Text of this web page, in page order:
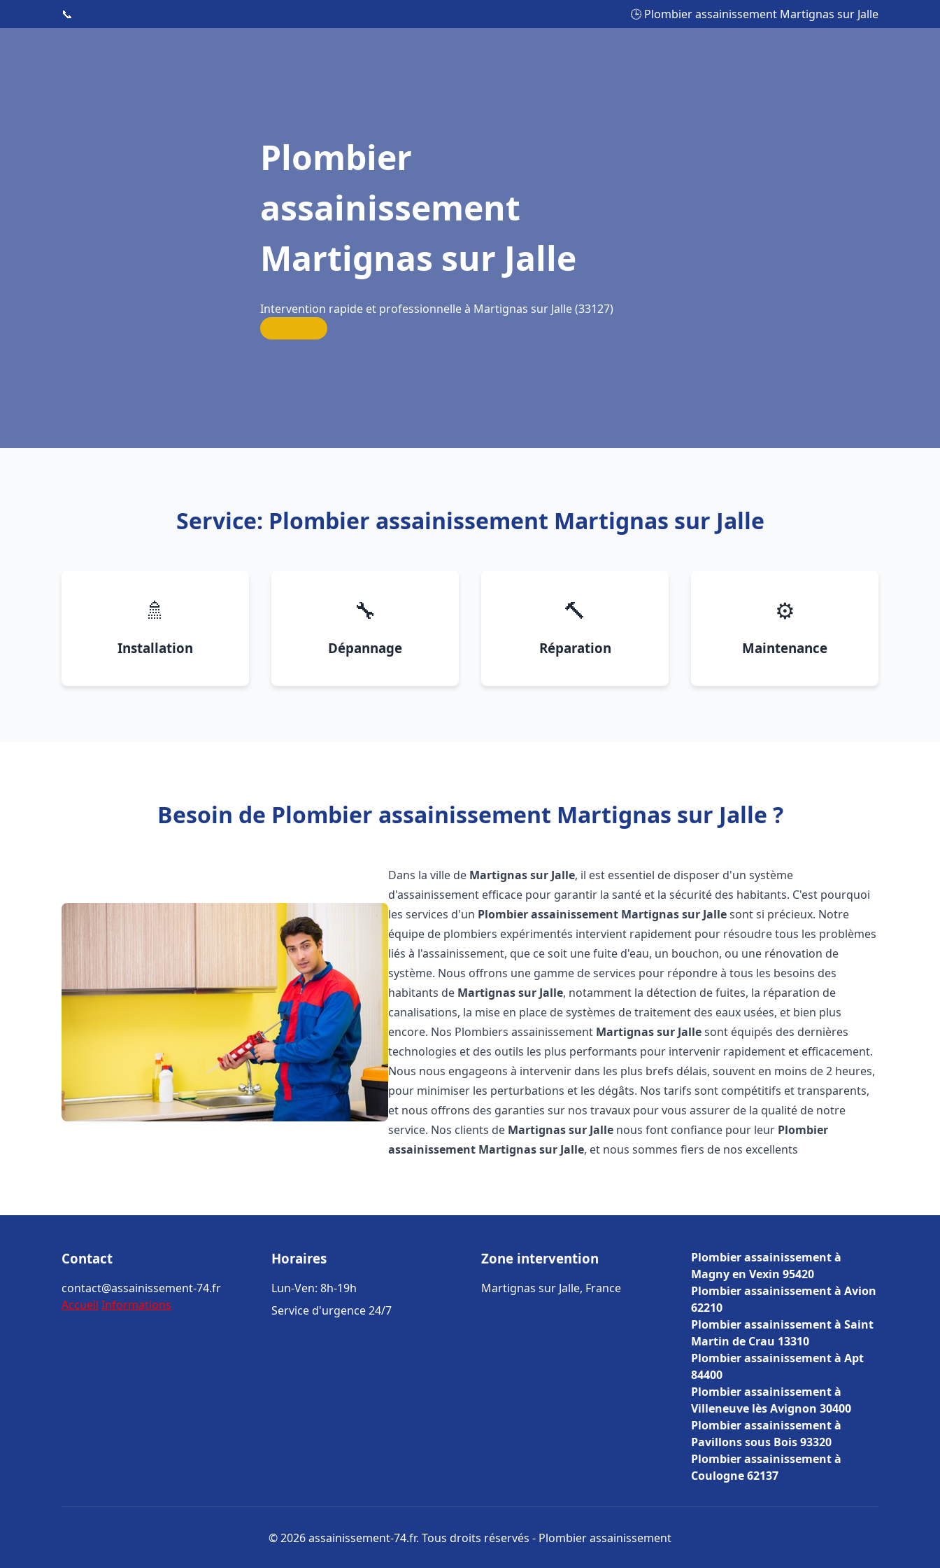
📞 🕒 Plombier assainissement Martignas sur Jalle
Plombier
assainissement
Martignas sur Jalle
Intervention rapide et professionnelle à Martignas sur Jalle (33127)
Service: Plombier assainissement Martignas sur Jalle
🚿
Installation
🔧
Dépannage
🔨
Réparation
⚙️
Maintenance
Besoin de Plombier assainissement Martignas sur Jalle ?
Dans la ville de Martignas sur Jalle, il est essentiel de disposer d'un système
d'assainissement efficace pour garantir la santé et la sécurité des habitants. C'est pourquoi
les services d'un Plombier assainissement Martignas sur Jallesont si précieux. Notre
équipe de plombiers expérimentés intervient rapidement pour résoudre tous les problèmes
liés à l'assainissement, que ce soit une fuite d'eau, un bouchon, ou une rénovation de
système. Nous offrons une gamme de services pour répondre à tous les besoins des
habitants de Martignas sur Jalle, notamment la détection de fuites, la réparation de
canalisations, la mise en place de systèmes de traitement des eaux usées, et bien plus
encore. Nos Plombiers assainissement Martignas sur Jallesont équipés des dernières
technologies et des outils les plus performants pour intervenir rapidement et efficacement.
Nous nous engageons à intervenir dans les plus brefs délais, souvent en moins de 2 heures,
pour minimiser les perturbations et les dégâts. Nos tarifs sont compétitifs et transparents,
et nous offrons des garanties sur nos travaux pour vous assurer de la qualité de notre
service. Nos clients de Martignas sur Jalle nous font confiance pour leur Plombier
assainissement Martignas sur Jalle, et nous sommes fiers de nos excellents
Contact
contact@assainissement-74.fr
Accueil Informations
Horaires
Lun-Ven: 8h-19h
Service d'urgence 24/7
Zone intervention
Martignas sur Jalle, France
Plombier assainissement à
Magny en Vexin 95420
Plombier assainissement à Avion
62210
Plombier assainissement à Saint
Martin de Crau 13310
Plombier assainissement à Apt
84400
Plombier assainissement à
Villeneuve lès Avignon 30400
Plombier assainissement à
Pavillons sous Bois 93320
Plombier assainissement à
Coulogne 62137
© 2026 assainissement-74.fr. Tous droits réservés - Plombier assainissement